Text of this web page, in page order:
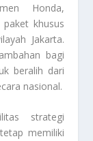
Honda,
khusus
Jakarta.
bagi
beralih dari
nasional.
strategi
memiliki